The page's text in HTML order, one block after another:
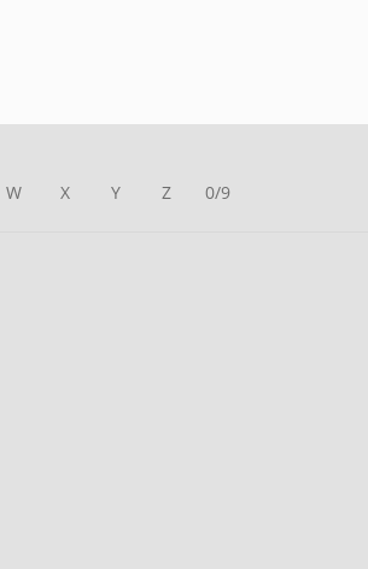
W X Y Z 0/9